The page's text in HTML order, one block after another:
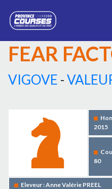
FEAR
VIGOVE -
2015
80
Eleveur : Anne Valérie PREEL